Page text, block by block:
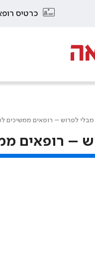
כרטיס
מבלי לפרוש – רופאים ממשיכים
– רופאים